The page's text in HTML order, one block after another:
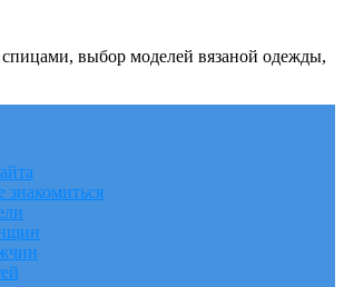
выбор моделей вязаной одежды,
знакомиться